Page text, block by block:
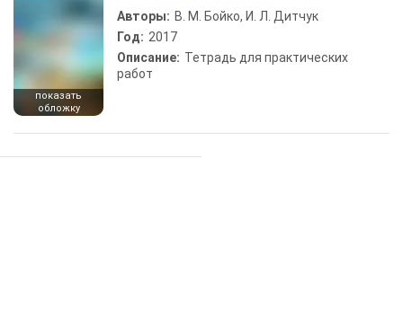
показать
обложку
Авторы: В. М. Бойко, И. Л. Дитчук
Год: 2017
Описание: Тетрадь для практических
работ